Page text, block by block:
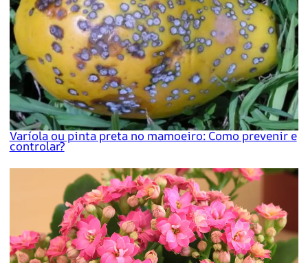
Varíola ou pinta preta no mamoeiro: Como prevenir e
controlar?